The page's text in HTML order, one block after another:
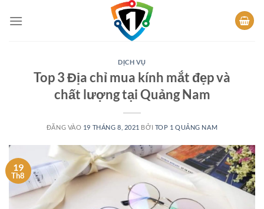
qua
DỊCH VỤ
Top 3 Địa chỉ mua kính mắt đẹp và
chất lượng tại Quảng Nam
ĐĂNG VÀO 19 THÁNG 8, 2021 BỞI TOP 1 QUẢNG NAM
19
Th8